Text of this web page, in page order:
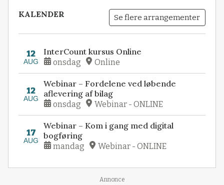
KALENDER Se flere arrangementer
12
AUG
InterCount kursus Online
onsdag Online
12
AUG
Webinar – Fordelene ved løbende
aflevering af bilag
onsdag Webinar - ONLINE
17
AUG
Webinar – Kom i gang med digital
bogføring
mandag Webinar - ONLINE
Annonce